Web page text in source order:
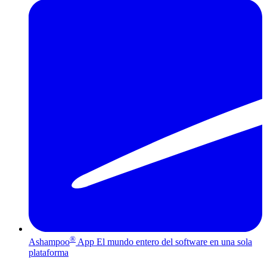
Ashampoo® App El mundo entero del software en una sola
plataforma